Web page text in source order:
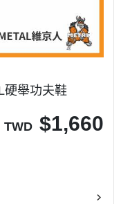
硬舉功夫鞋
TWD $1,660